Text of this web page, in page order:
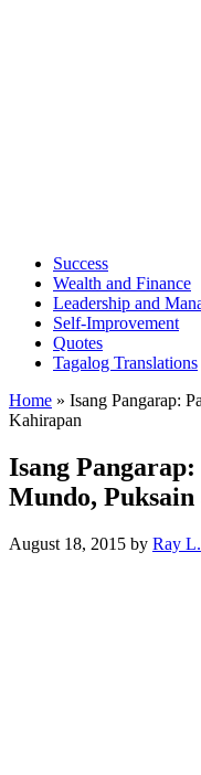
Success
Wealth and Finance
Leadership and
Self-Improvement
Quotes
Tagalog Translations
Home » Isang Pangarap:
Kahirapan
Isang
Mundo,
August 18, 2015 by Ray L.